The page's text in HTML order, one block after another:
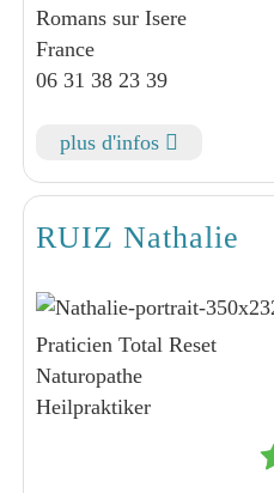
Romans sur Isere
France
06 31 38 23 39
plus d'infos
RUIZ Nathalie
Praticien Total Reset
Naturopathe
Heilpraktiker